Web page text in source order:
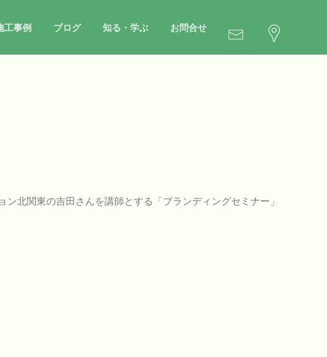
工事例 ブログ 知る・学ぶ お問合せ
北関東の吉田さんを講師とする「ブランディングセミナー」